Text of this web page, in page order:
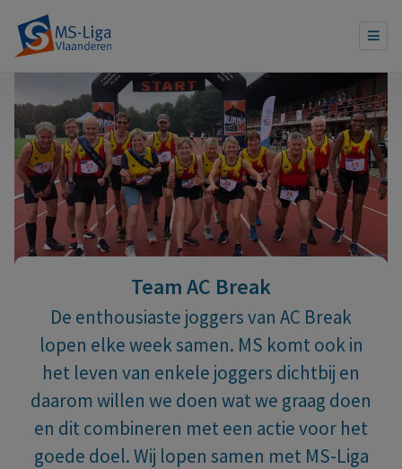
Team AC Break
De enthousiaste joggers van AC Break
lopen elke week samen. MS komt ook in
het leven van enkele joggers dichtbij en
daarom willen we doen wat we graag doen
en dit combineren met een actie voor het
goede doel. Wij lopen samen met MS-Liga